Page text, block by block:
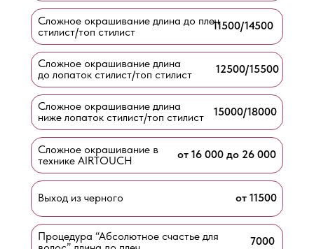
Выход из черного от 11500
Процедура “Абсолютное счастье для
7000
Сложное окрашивание в
технике AIRTOUCH
от 16 000 до 26 000
Сложное окрашивание длина до плеч
стилист/топ стилист
11500/14500
Сложное окрашивание длина
до лопаток стилист/топ стилист
12500/15500
Сложное окрашивание длина
ниже лопаток стилист/топ стилист
15000/18000